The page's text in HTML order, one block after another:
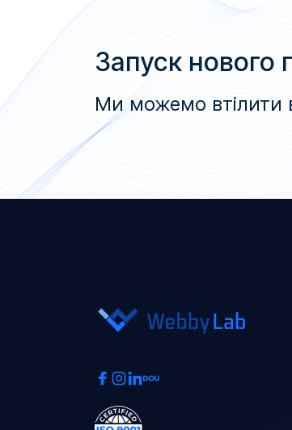
Запуск нового
Ми можемо втілити